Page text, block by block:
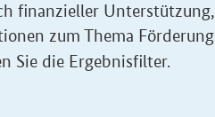
finanzieller
zum Thema
Sie die Ergebnisfilter.